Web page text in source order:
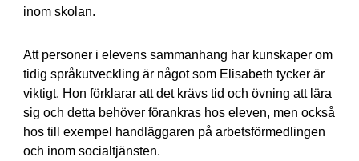
inom skolan.
Att personer i elevens sammanhang har kunskaper om
tidig språkutveckling är något som Elisabeth tycker är
viktigt. Hon förklarar att det krävs tid och övning att lära
sig och detta behöver förankras hos eleven, men också
hos till exempel handläggaren på arbetsförmedlingen
och inom socialtjänsten.